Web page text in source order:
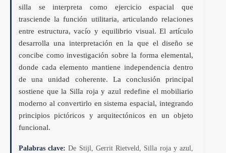
silla se interpreta como ejercicio espacial que
trasciende la función utilitaria, articulando relaciones
entre estructura, vacío y equilibrio visual. El artículo
desarrolla una interpretación en la que el diseño se
concibe como investigación sobre la forma elemental,
donde cada elemento mantiene independencia dentro
de una unidad coherente. La conclusión principal
sostiene que la Silla roja y azul redefine el mobiliario
moderno al convertirlo en sistema espacial, integrando
principios pictóricos y arquitectónicos en un objeto
funcional.
Palabras clave: De Stijl, Gerrit Rietveld, Silla roja y azul,